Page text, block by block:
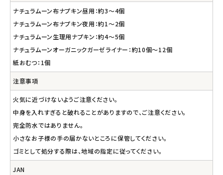
ナチュラムーン布ナプキン昼用：約3～4個
ナチュラムーン布ナプキン夜用：約1～2個
ナチュラムーン生理用ナプキン：約4～5個
ナチュラムーンオーガニックガーゼライナー：約10個～12個
紙おむつ：1個
注意事項
火気に近づけないようご注意ください。
中身を入れすぎると破れることがありますので、ご注意ください。
完全防水ではありません。
小さなお子様の手の届かないところに保管してください。
ゴミとして処分する際は、地域の指定に従ってください。
JAN